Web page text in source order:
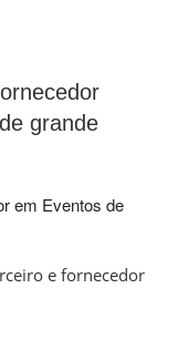
grande
e fornecedor